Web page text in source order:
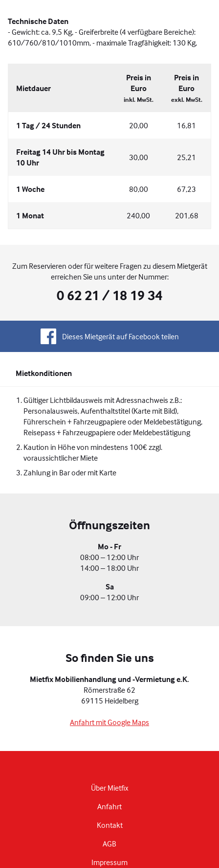
Technische Daten
- Gewicht: ca. 9,5 Kg, - Greiferbreite (4 verfügbare Bereiche):
610/760/810/1010mm, - maximale Tragfähigkeit: 130 Kg,
Mietdauer
Preis in
Euro
inkl. MwSt.
Preis in
Euro
exkl. MwSt.
1 Tag / 24 Stunden 20,00 16,81
Freitag 14 Uhr bis Montag
10 Uhr
30,00 25,21
1 Woche 80,00 67,23
1 Monat 240,00 201,68
Zum Reservieren oder für weitere Fragen zu diesem Mietgerät
erreichen Sie uns unter der Nummer:
0 62 21 / 18 19 34
Dieses Mietgerät auf Facebook teilen
Mietkonditionen
Gültiger Lichtbildausweis mit Adressnachweis z.B.:
Personalausweis, Aufenthaltstitel (Karte mit Bild),
Führerschein + Fahrzeugpapiere oder Meldebestätigung,
Reisepass + Fahrzeugpapiere oder Meldebestätigung
Kaution in Höhe von mindestens 100€ zzgl.
voraussichtlicher Miete
Zahlung in Bar oder mit Karte
Öffnungszeiten
Mo - Fr
08:00 – 12:00 Uhr
14:00 – 18:00 Uhr
Sa
09:00 – 12:00 Uhr
So finden Sie uns
Mietfix Mobilienhandlung und -Vermietung e.K.
Römerstraße 62
69115 Heidelberg
Anfahrt mit Google Maps
Über Mietfix
Anfahrt
Kontakt
AGB
Impressum